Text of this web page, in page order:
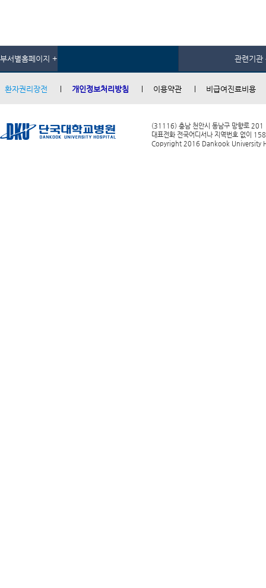
부서별홈페이지 + 관련기관
환자권리장전 개인정보처리방침 이용약관 비급여진료비용
(31116) 충남 천안시 동남구 망향로 201
대표전화 전국어디서나 지역번호 없이
Copyright 2016 Dankook University